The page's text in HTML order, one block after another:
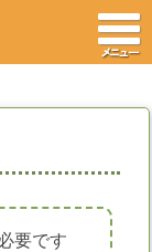
要です